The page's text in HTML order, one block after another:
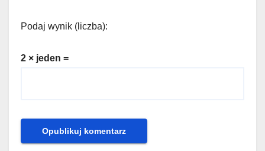
Podaj wynik (liczba):
2 × jeden =